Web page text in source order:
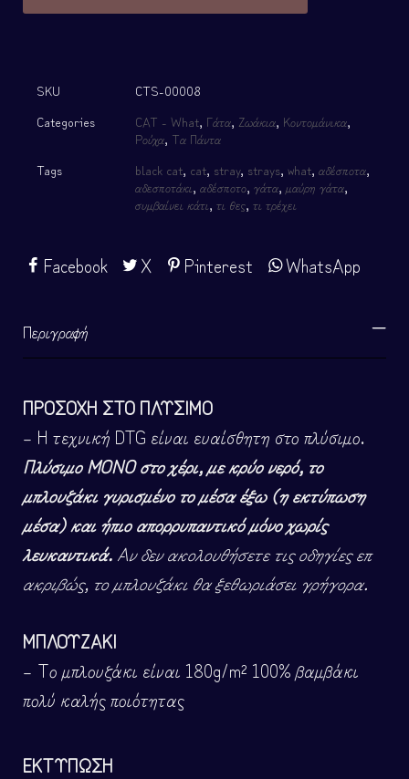
SKU
CTS-00008
Categories
CAT - What, Γάτα, Ζωάκια, Κοντομάνικα,
Ρούχα, Τα Πάντα
Tags
black cat, cat, stray, strays, what, αδέσποτα,
αδεσποτάκι, αδέσποτο, γάτα, μαύρη γάτα,
συμβαίνει κάτι, τι θες, τι τρέχει
Facebook X Pinterest WhatsApp
Περιγραφή
ΠΡΟΣΟΧΗ ΣΤΟ ΠΛΥΣΙΜΟ
– Η τεχνική DTG είναι ευαίσθητη στο πλύσιμο.
Πλύσιμο ΜΟΝΟ στο χέρι, με κρύο νερό, το
μπλουζάκι γυρισμένο το μέσα έξω (η εκτύπωση
μέσα) και ήπιο απορρυπαντικό μόνο χωρίς
λευκαντικά. Αν δεν ακολουθήσετε τις οδηγίες επ
ακριβώς, το μπλουζάκι θα ξεθωριάσει γρήγορα.
ΜΠΛΟΥΖΑΚΙ
– Το μπλουζάκι είναι 180g/m² 100% βαμβάκι
πολύ καλής ποιότητας
ΕΚΤΥΠΩΣΗ